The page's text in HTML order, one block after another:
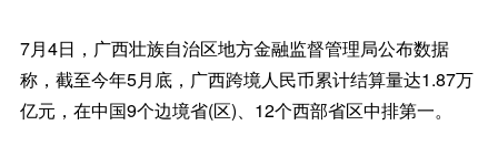
7月4日，广西壮族自治区地方金融监督管理局公布数据
称，截至今年5月底，广西跨境人民币累计结算量达1.87万
亿元，在中国9个边境省(区)、12个西部省区中排第一。